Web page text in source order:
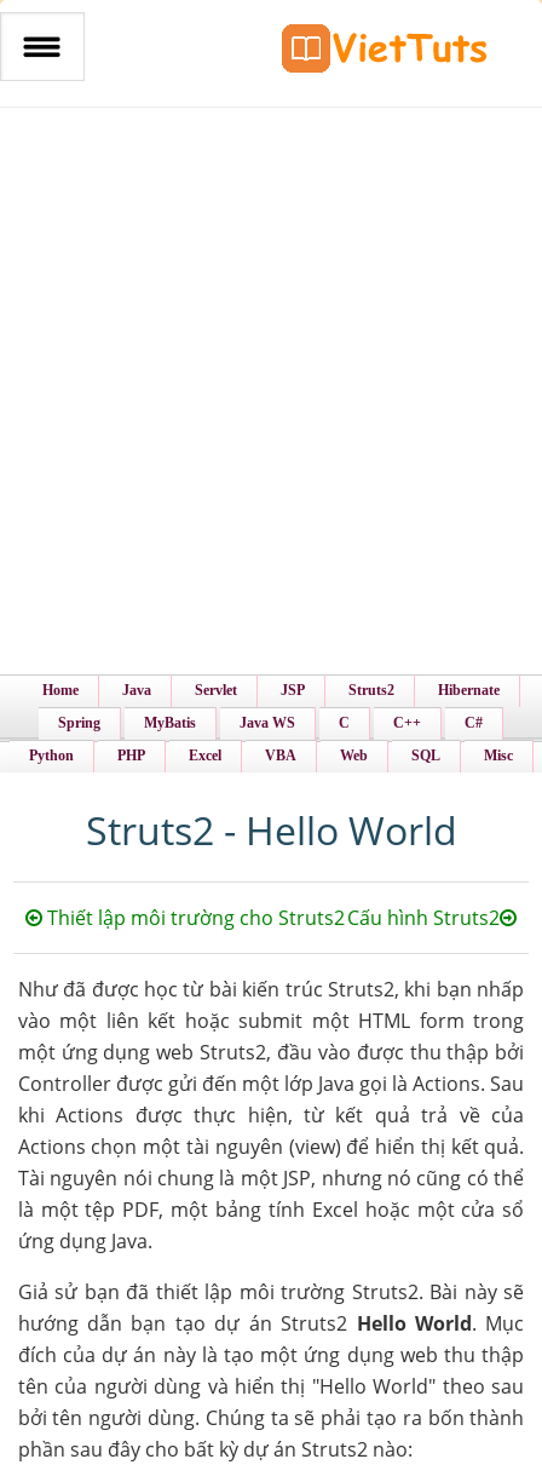
Home Java Servlet JSP Struts2
Hibernate
Spring
MyBatis Java WS C C++
C#
Python
PHP Excel VBA Web SQL Misc
Struts2 - Hello World
Thiết lập môi trường cho Struts2Cấu hình Struts2
Như đã được học từ bài kiến trúc Struts2, khi bạn nhấp
vào một liên kết hoặc submit một HTML form trong
một ứng dụng web Struts2, đầu vào được thu thập bởi
Controller được gửi đến một lớp Java gọi là Actions. Sau
khi Actions được thực hiện, từ kết quả trả về của
Actions chọn một tài nguyên (view) để hiển thị kết quả.
Tài nguyên nói chung là một JSP, nhưng nó cũng có thể
là một tệp PDF, một bảng tính Excel hoặc một cửa sổ
ứng dụng Java.
Giả sử bạn đã thiết lập môi trường Struts2. Bài này sẽ
hướng dẫn bạn tạo dự án Struts2 Hello World. Mục
đích của dự án này là tạo một ứng dụng web thu thập
tên của người dùng và hiển thị "Hello World" theo sau
bởi tên người dùng. Chúng ta sẽ phải tạo ra bốn thành
phần sau đây cho bất kỳ dự án Struts2 nào: